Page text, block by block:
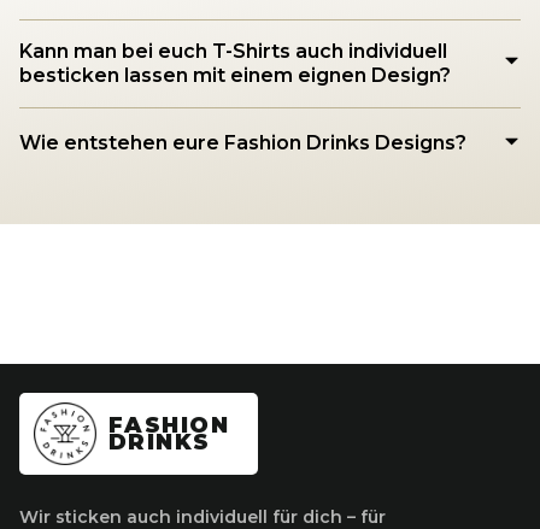
Kann man bei euch T-Shirts auch individuell
besticken lassen mit einem eignen Design?
Wie entstehen eure Fashion Drinks Designs?
FASHION
DRINKS
Wir sticken auch individuell für dich – für